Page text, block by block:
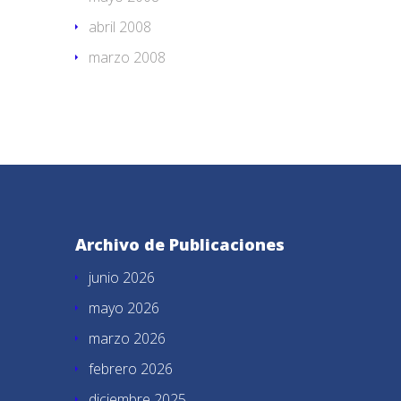
abril 2008
marzo 2008
Archivo de Publicaciones
junio 2026
mayo 2026
marzo 2026
febrero 2026